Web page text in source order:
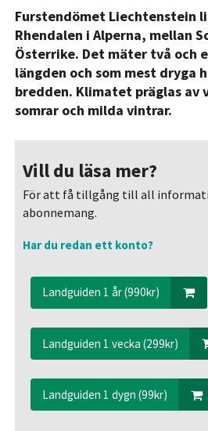
Furstendömet Liechtenstein
Rhendalen i Alperna, mellan
Österrike. Det mäter två och
längden och som mest dryga
bredden. Klimatet präglas av
somrar och milda vintrar.
Vill du läsa mer?
För att få tillgång till all
abonnemang.
Har du redan ett konto?
Landguiden 1 år (990kr)
Landguiden 1 vecka (299kr)
Landguiden 1 dygn (99kr)